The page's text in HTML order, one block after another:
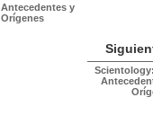
Antecedentes y
Orígenes